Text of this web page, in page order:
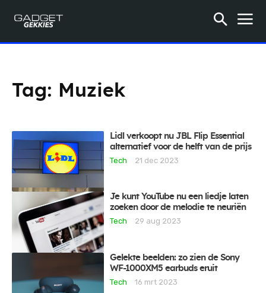
Tag: Muziek
Lidl verkoopt nu JBL Flip Essential
alternatief voor de helft van de prijs
Tech
21 dec 2023
Je kunt YouTube nu een liedje laten
zoeken door de melodie te neuriën
Tech
29 aug 2023
Gelekte beelden: zo zien de Sony
WF-1000XM5 earbuds eruit
Tech
16 mrt 2023